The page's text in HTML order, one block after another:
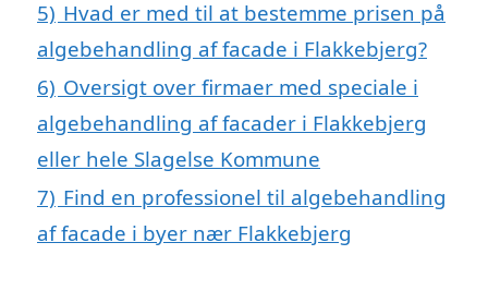
5) Hvad er med til at bestemme prisen på
algebehandling af facade i Flakkebjerg?
6) Oversigt over firmaer med speciale i
algebehandling af facader i Flakkebjerg
eller hele Slagelse Kommune
7) Find en professionel til algebehandling
af facade i byer nær Flakkebjerg